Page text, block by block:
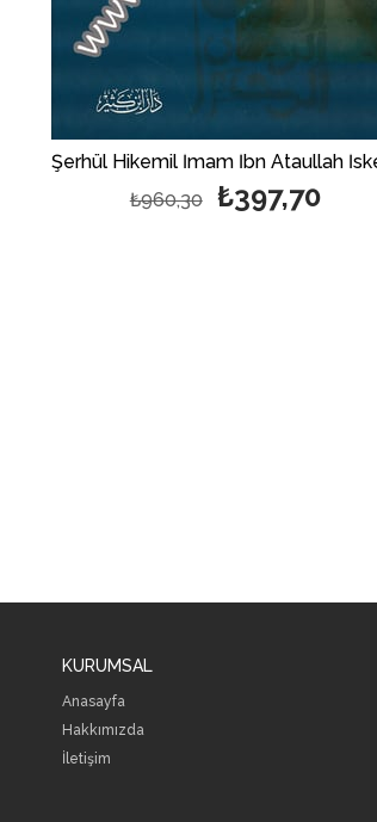
₺397,70
₺960,30
KURUMSAL
Anasayfa
Hakkımızda
İletişim